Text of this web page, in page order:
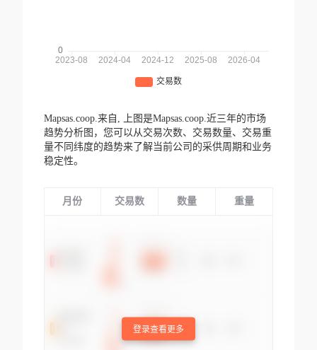
Mapsas.coop.来自,
上图是Mapsas.coop.近三年的市场
趋势分析图，您可以从交易次数、交易数量、交易重
量不同纬度的趋势来了解当前公司的采供周期和业务
稳定性。
月份 交易数 数量 重量
登录查看更多